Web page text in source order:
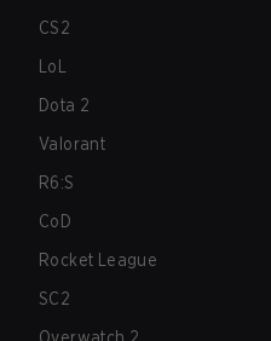
CS2
LoL
Dota 2
Valorant
R6:S
CoD
Rocket League
SC2